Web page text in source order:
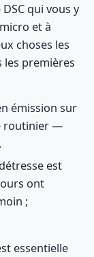
qui vous y
et à
choses les
les premières
émission sur
routinier —
est
ont
;
essentielle